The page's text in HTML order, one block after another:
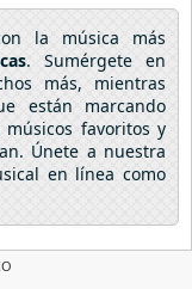
la música más
. Sumérgete en
más, mientras
están marcando
favoritos y
Únete a nuestra
en línea como